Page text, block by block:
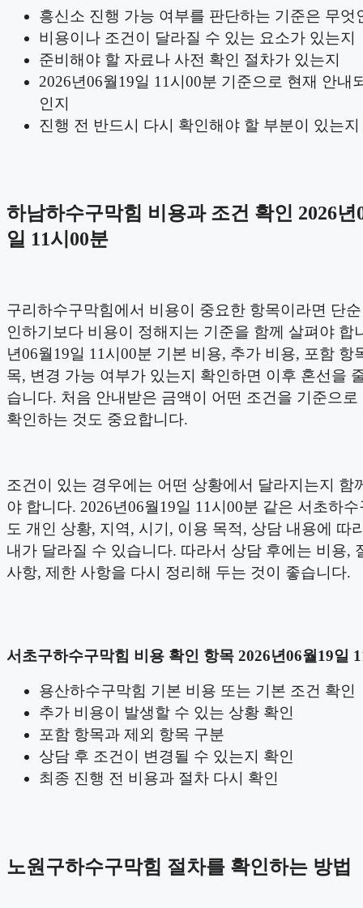
흥신소 진행 가능 여부를 판단하는 기준은 무엇
비용이나 조건이 달라질 수 있는 요소가 있는지
준비해야 할 자료나 사전 확인 절차가 있는지
2026년06월19일 11시00분 기준으로 현재 안내
인지
진행 전 반드시 다시 확인해야 할 부분이 있는지
하남하수구막힘 비용과 조건 확인 2026년
일 11시00분
구리하수구막힘에서 비용이 중요한 항목이라면 단
인하기보다 비용이 정해지는 기준을 함께 살펴야 합
년06월19일 11시00분 기본 비용, 추가 비용, 포함 항
목, 변경 가능 여부가 있는지 확인하면 이후 혼선을
습니다. 처음 안내받은 금액이 어떤 조건을 기준으로
확인하는 것도 중요합니다.
조건이 있는 경우에는 어떤 상황에서 달라지는지 함
야 합니다. 2026년06월19일 11시00분 같은 서초하
도 개인 상황, 지역, 시기, 이용 목적, 상담 내용에 따
내가 달라질 수 있습니다. 따라서 상담 후에는 비용,
사항, 제한 사항을 다시 정리해 두는 것이 좋습니다.
서초구하수구막힘 비용 확인 항목 2026년06월19일
용산하수구막힘 기본 비용 또는 기본 조건 확인
추가 비용이 발생할 수 있는 상황 확인
포함 항목과 제외 항목 구분
상담 후 조건이 변경될 수 있는지 확인
최종 진행 전 비용과 절차 다시 확인
노원구하수구막힘 절차를 확인하는 방법